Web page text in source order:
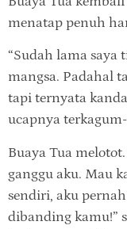
menatap penuh
“Sudah lama saya
mangsa. Padahal
tapi ternyata
ucapnya
Buaya Tua
ganggu aku. Mau
sendiri, aku
dibanding kamu!”